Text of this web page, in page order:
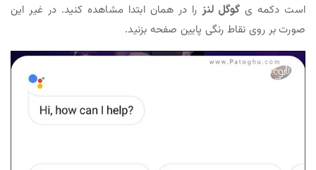
است دکمه ی گوگل لنزرا در همان ابتدا مشاهده کنید. در غیر این
صورت بر روی نقاط رنگی پایین صفحه بزنید.